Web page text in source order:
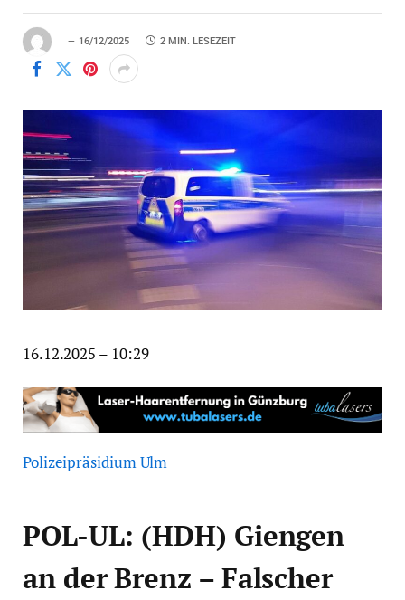
16/12/2025 2 MIN. LESEZEIT
16.12.2025 – 10:29
Polizeipräsidium Ulm
POL-UL: (HDH) Giengen
an der Brenz – Falscher